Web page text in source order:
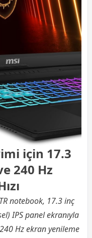
için 17.3
240 Hz
notebook, 17.3 inç
IPS panel ekranıyla
Hz ekran yenileme